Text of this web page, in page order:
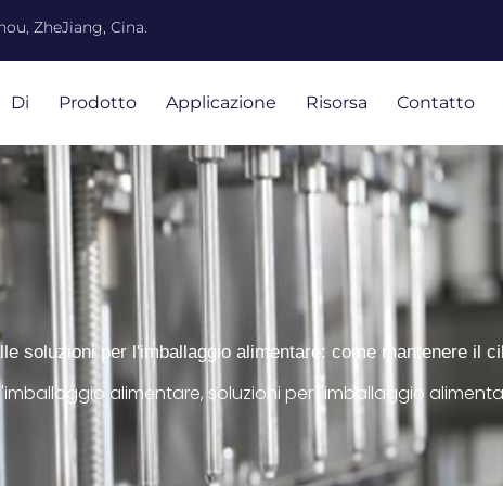
ZheJiang, Cina.
Di Prodotto Applicazione Risorsa Contatto
soluzioni per l'imballaggio alimentare: come mantenere il
alimentare, soluzioni per l'imballaggio